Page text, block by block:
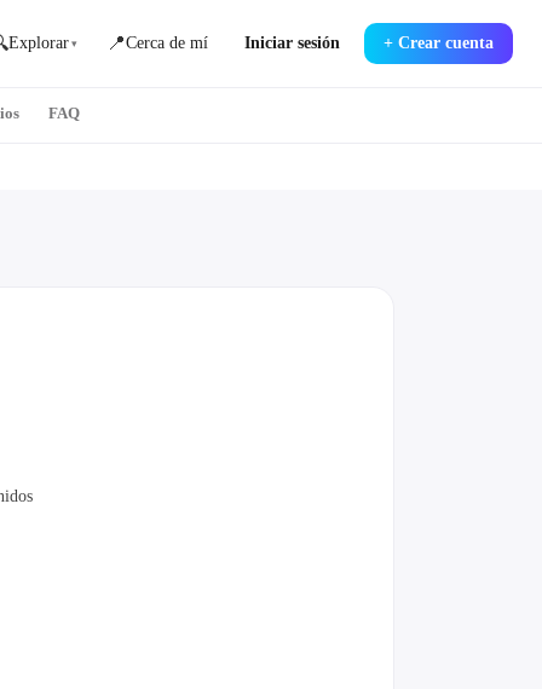
Explorar ▾ 📍Cerca de mí Iniciar sesión + Crear cuenta
FAQ